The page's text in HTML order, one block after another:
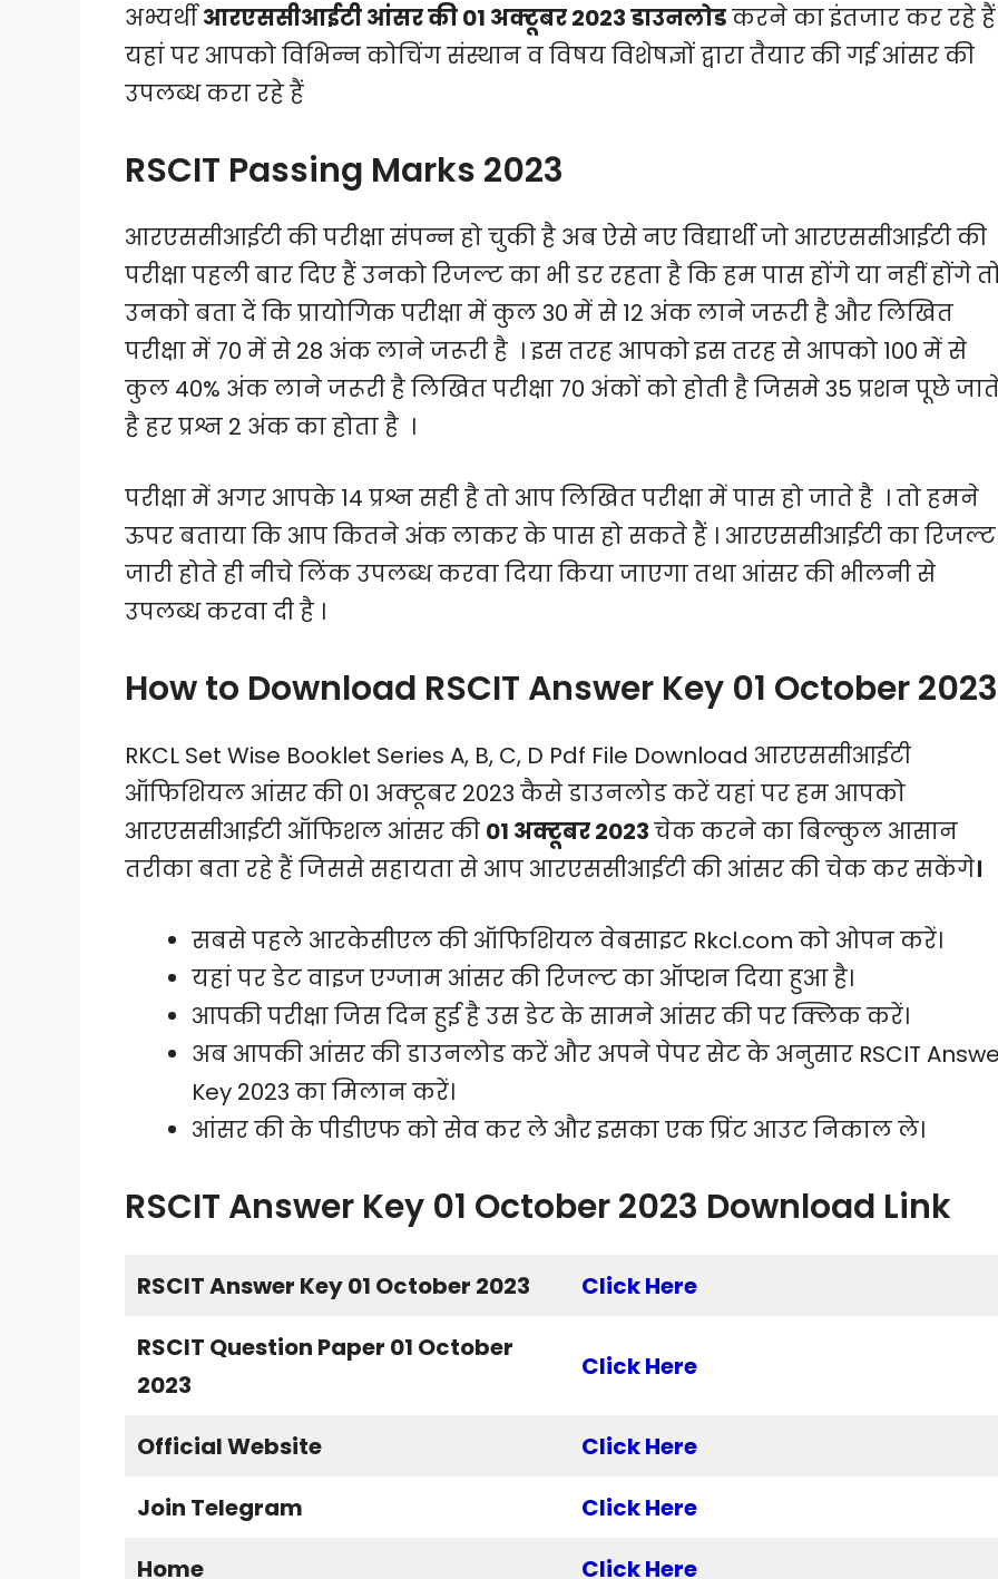
अभ्यर्थीआरएससीआईटी आंसर की 01 अक्टूबर 2023 डाउनलोडकरने का इंतजार कर रहे हैं
यहां पर आपको विभिन्न कोचिंग संस्थान व विषय विशेषज्ञों द्वारा तैयार की गई आंसर की
उपलब्ध करा रहे हैं
RSCIT Passing Marks 2023
आरएससीआईटी की परीक्षा संपन्न हो चुकी है अब ऐसे नए विद्यार्थी जो आरएससीआईटी की
परीक्षा पहली बार दिए हैं उनको रिजल्ट का भी डर रहता है कि हम पास होंगे या नहीं होंगे
उनको बता दें कि प्रायोगिक परीक्षा में कुल 30 में से 12 अंक लाने जरूरी है और लिखित
परीक्षा में 70 में से 28 अंक लाने जरूरी है । इस तरह आपको इस तरह से आपको 100 में से
कुल 40% अंक लाने जरूरी है लिखित परीक्षा 70 अंकों को होती है जिसमे 35 प्रशन पूछे
है हर प्रश्न 2 अंक का होता है ।
परीक्षा में अगर आपके 14 प्रश्न सही है तो आप लिखित परीक्षा में पास हो जाते है । तो हमने
ऊपर बताया कि आप कितने अंक लाकर के पास हो सकते हैं । आरएससीआईटी का रिजल्ट
जारी होते ही नीचे लिंक उपलब्ध करवा दिया किया जाएगा तथा आंसर की भीलनी से
उपलब्ध करवा दी है ।
How to Download RSCIT Answer Key 01 October 2023
RKCL Set Wise Booklet Series A, B, C, D Pdf File Download आरएससीआईटी
ऑफिशियल आंसर की 01 अक्टूबर 2023 कैसे डाउनलोड करें यहां पर हम आपको
आरएससीआईटी ऑफिशल आंसर की 01 अक्टूबर 2023चेक करने का बिल्कुल आसान
तरीका बता रहे हैं जिससे सहायता से आप आरएससीआईटी की आंसर की चेक कर सकेंगे।
सबसे पहले आरकेसीएल की ऑफिशियल वेबसाइट Rkcl.com को ओपन करें।
यहां पर डेट वाइज एग्जाम आंसर की रिजल्ट का ऑप्शन दिया हुआ है।
आपकी परीक्षा जिस दिन हुई है उस डेट के सामने आंसर की पर क्लिक करें।
अब आपकी आंसर की डाउनलोड करें और अपने पेपर सेट के अनुसार RSCIT
Key 2023 का मिलान करें।
आंसर की के पीडीएफ को सेव कर ले और इसका एक प्रिंट आउट निकाल ले।
RSCIT Answer Key 01 October 2023 Download Link
RSCIT Answer Key 01 October 2023
Click Here
RSCIT Question Paper 01 October
2023
Click Here
Official Website
Click Here
Join Telegram
Click Here
Home
Click Here